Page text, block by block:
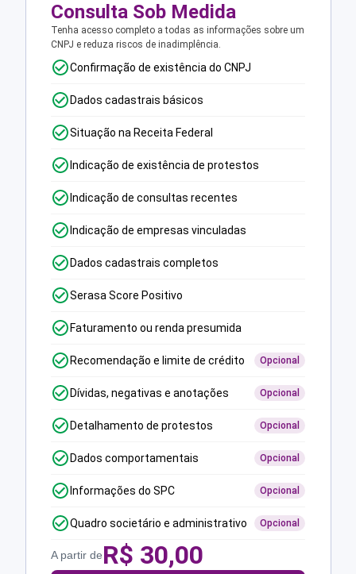
Consulta Sob Medida
Tenha acesso completo a todas as informações sobre um
CNPJ e reduza riscos de inadimplência.
Confirmação de existência do CNPJ
Dados cadastrais básicos
Situação na Receita Federal
Indicação de existência de protestos
Indicação de consultas recentes
Indicação de empresas vinculadas
Dados cadastrais completos
Serasa Score Positivo
Faturamento ou renda presumida
Recomendação e limite de crédito Opcional
Dívidas, negativas e anotações Opcional
Detalhamento de protestos Opcional
Dados comportamentais Opcional
Informações do SPC Opcional
Quadro societário e administrativo Opcional
A partir deR$ 30,00